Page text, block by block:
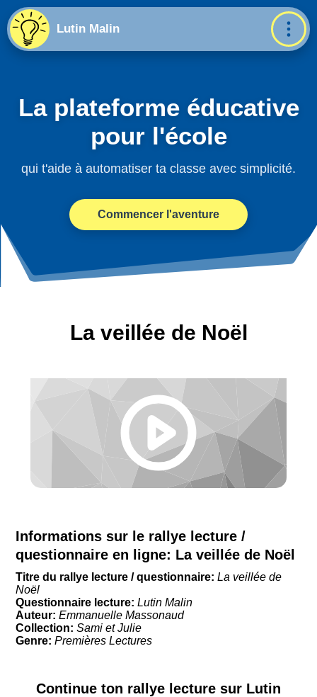
Lutin Malin
La plateforme éducative
pour l'école
qui t'aide à automatiser ta classe avec simplicité.
Commencer l'aventure
La veillée de Noël
Informations sur le rallye lecture /
questionnaire en ligne: La veillée de Noël
Titre du rallye lecture / questionnaire:La veillée de
Noël
Questionnaire lecture:Lutin Malin
Auteur:Emmanuelle Massonaud
Collection:Sami et Julie
Genre:Premières Lectures
Continue ton rallye lecture sur Lutin